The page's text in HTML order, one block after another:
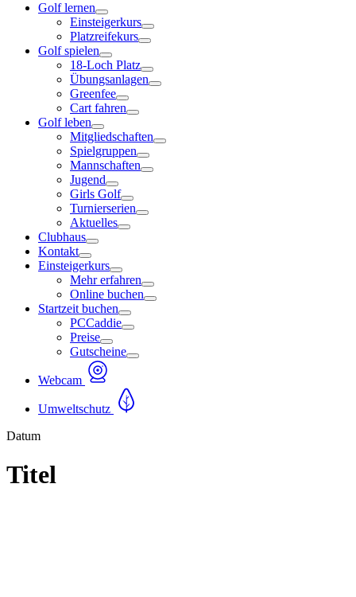
Golf lernen
Einsteigerkurs
Platzreifekurs
Golf spielen
18-Loch Platz
Übungsanlagen
Greenfee
Cart fahren
Golf leben
Mitgliedschaften
Spielgruppen
Mannschaften
Jugend
Girls Golf
Turnierserien
Aktuelles
Clubhaus
Kontakt
Einsteigerkurs
Mehr erfahren
Online buchen
Startzeit buchen
PCCaddie
Preise
Gutscheine
Webcam
Umweltschutz
Datum
Titel